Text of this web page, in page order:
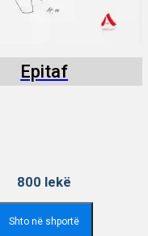
Epitaf
800 lekë
Shto në shportë